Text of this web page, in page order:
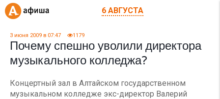
6 АВГУСТА
3 июня 2009 в 07:47 1179
Почему спешно уволили директора
музыкального колледжа?
Концертный зал в Алтайском государственном
музыкальном колледже экс-директор Валерий